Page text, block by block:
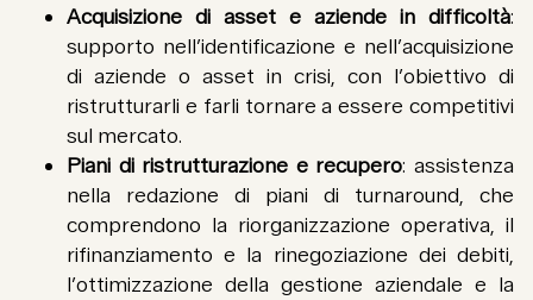
Acquisizione di asset e aziende in difficoltà:
supporto nell’identificazione e nell’acquisizione
di aziende o asset in crisi, con l’obiettivo di
ristrutturarli e farli tornare a essere competitivi
sul mercato.
Piani di ristrutturazione e recupero: assistenza
nella redazione di piani di turnaround, che
comprendono la riorganizzazione operativa, il
rifinanziamento e la rinegoziazione dei debiti,
l’ottimizzazione della gestione aziendale e la